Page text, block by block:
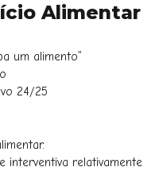
Alimentar
um alimento”
24/25
interventiva relativamente